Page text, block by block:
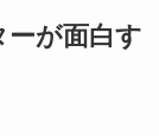
ーが面白す